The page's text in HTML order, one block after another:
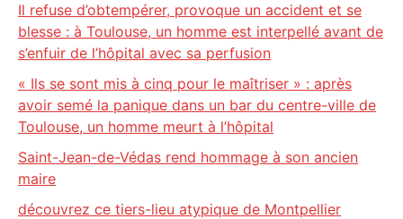
Il refuse d’obtempérer, provoque un accident et se
blesse : à Toulouse, un homme est interpellé avant de
s’enfuir de l’hôpital avec sa perfusion
« Ils se sont mis à cinq pour le maîtriser » : après
avoir semé la panique dans un bar du centre-ville de
Toulouse, un homme meurt à l’hôpital
Saint-Jean-de-Védas rend hommage à son ancien
maire
découvrez ce tiers-lieu atypique de Montpellier